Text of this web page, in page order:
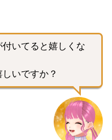
いてると嬉しくな
いですか？